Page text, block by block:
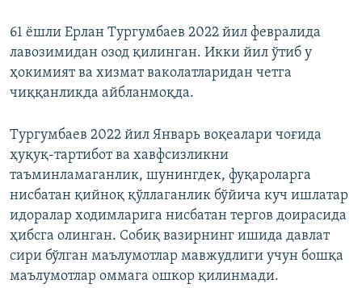
61 ёшли Ерлан Тургумбаев 2022 йил февралида
лавозимидан озод қилинган. Икки йил ўтиб у
ҳокимият ва хизмат ваколатларидан четга
чиққанликда айбланмоқда.
Тургумбаев 2022 йил Январь воқеалари чоғида
ҳуқуқ-тартибот ва хавфсизликни
таъминламаганлик, шунингдек, фуқароларга
нисбатан қийноқ қўллаганлик бўйича куч ишлатар
идоралар ходимларига нисбатан тергов доирасида
ҳибсга олинган. Собиқ вазирнинг ишида давлат
сири бўлган маълумотлар мавжудлиги учун бошқа
маълумотлар оммага ошкор қилинмади.